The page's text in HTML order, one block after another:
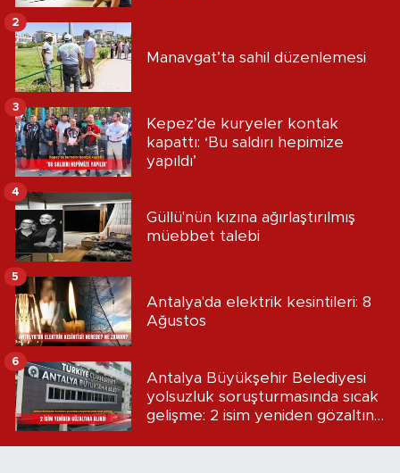
Manavgat’ta sahil düzenlemesi
2
Kepez’de kuryeler kontak
kapattı: ‘Bu saldırı hepimize
yapıldı’
3
Güllü'nün kızına ağırlaştırılmış
müebbet talebi
4
Antalya'da elektrik kesintileri: 8
Ağustos
5
Antalya Büyükşehir Belediyesi
yolsuzluk soruşturmasında sıcak
gelişme: 2 isim yeniden gözaltına
6